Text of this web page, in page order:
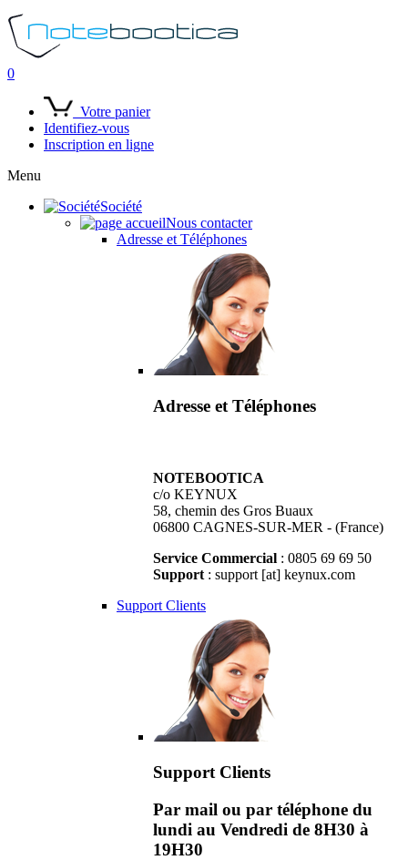
0
Votre panier
Identifiez-vous
Inscription en ligne
Menu
Société
Nous contacter
Adresse et Téléphones
Adresse et Téléphones
NOTEBOOTICA
c/o KEYNUX
58, chemin des Gros Buaux
06800 CAGNES-SUR-MER - (France)
Service Commercial : 0805 69 69 50
Support : support [at] keynux.com
Support Clients
Support Clients
Par mail ou par téléphone du
lundi au Vendredi de 8H30 à
19H30